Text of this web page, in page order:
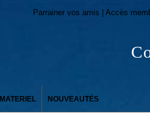
Parrainer vos amis | Accès
MATERIEL NOUVEAUTÉS